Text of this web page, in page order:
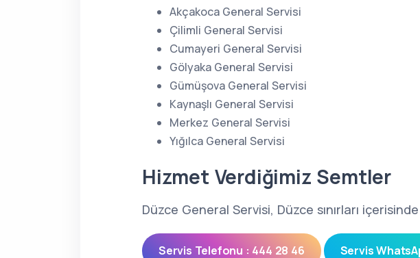
Akçakoca General Servisi
Çilimli General Servisi
Cumayeri General Servisi
Gölyaka General Servisi
Gümüşova General Servisi
Kaynaşlı General Servisi
Merkez General Servisi
Yığılca General Servisi
Hizmet Verdiğimiz Semtler
Düzce General Servisi, Düzce sınırları
Servis Telefonu : 444 28 46 Servis